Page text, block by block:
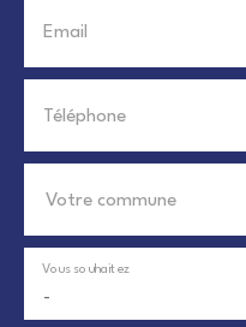
Email
Téléphone
Votre commune
-
Vous souhaitez